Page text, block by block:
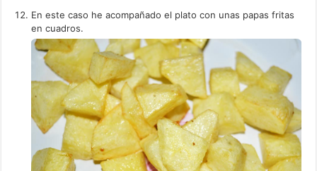
En este caso he acompañado el plato con unas papas fritas
en cuadros.